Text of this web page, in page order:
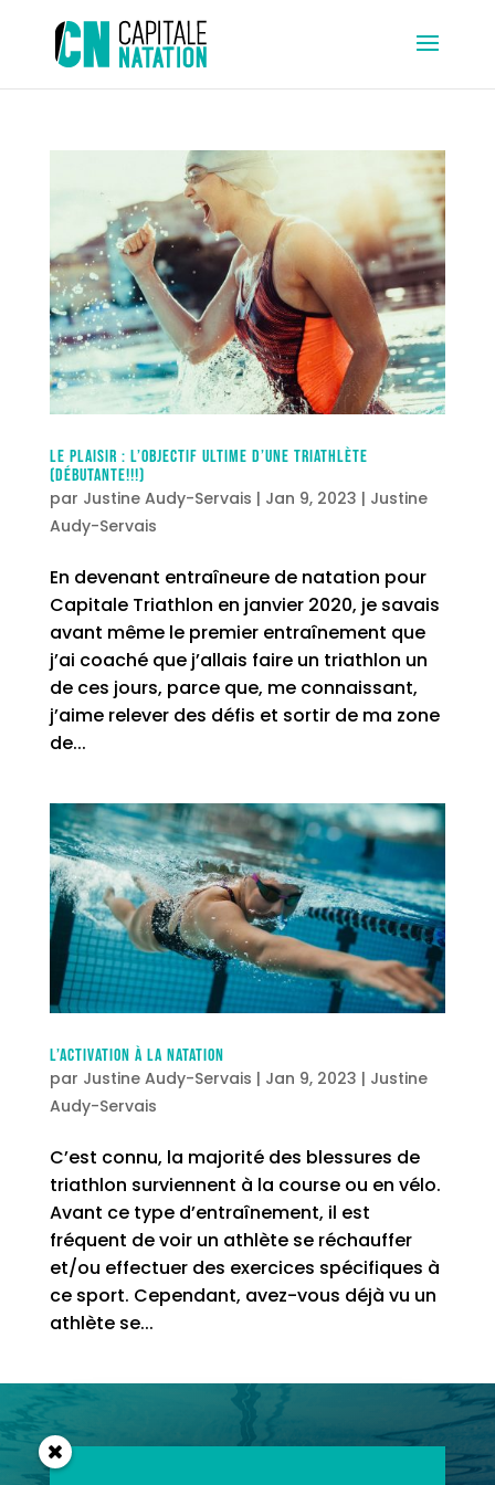
Le plaisir : L’objectif ultime d’une triathlète
(débutante!!!)
par Justine Audy-Servais | Jan 9, 2023 | Justine
Audy-Servais
En devenant entraîneure de natation pour
Capitale Triathlon en janvier 2020, je savais
avant même le premier entraînement que
j’ai coaché que j’allais faire un triathlon un
de ces jours, parce que, me connaissant,
j’aime relever des défis et sortir de ma zone
de...
L’activation à la natation
par Justine Audy-Servais | Jan 9, 2023 | Justine
Audy-Servais
C’est connu, la majorité des blessures de
triathlon surviennent à la course ou en vélo.
Avant ce type d’entraînement, il est
fréquent de voir un athlète se réchauffer
et/ou effectuer des exercices spécifiques à
ce sport. Cependant, avez-vous déjà vu un
athlète se...